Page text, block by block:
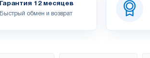
Гарантия 12 месяцев
Быстрый обмен и возврат